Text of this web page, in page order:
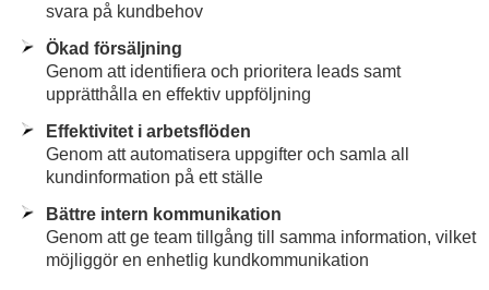
svara på kundbehov
Ökad försäljning
Genom att identifiera och prioritera leads samt
upprätthålla en effektiv uppföljning
Effektivitet i arbetsflöden
Genom att automatisera uppgifter och samla all
kundinformation på ett ställe
Bättre intern kommunikation
Genom att ge team tillgång till samma information, vilket
möjliggör en enhetlig kundkommunikation